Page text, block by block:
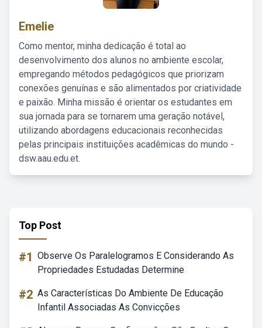
Emelie
Como mentor, minha dedicação é total ao
desenvolvimento dos alunos no ambiente escolar,
empregando métodos pedagógicos que priorizam
conexões genuínas e são alimentados por criatividade
e paixão. Minha missão é orientar os estudantes em
sua jornada para se tornarem uma geração notável,
utilizando abordagens educacionais reconhecidas
pelas principais instituições acadêmicas do mundo -
dsw.aau.edu.et.
Top Post
#1 Observe Os Paralelogramos E Considerando As
Propriedades Estudadas Determine
#2 As Características Do Ambiente De Educação
Infantil Associadas As Convicções